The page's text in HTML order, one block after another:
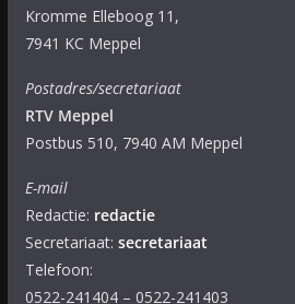
Kromme Elleboog 11,
7941 KC Meppel
Postadres/secretariaat
RTV Meppel
Postbus 510, 7940 AM Meppel
E-mail
Redactie: redactie
Secretariaat: secretariaat
Telefoon:
0522-241404 – 0522-241403